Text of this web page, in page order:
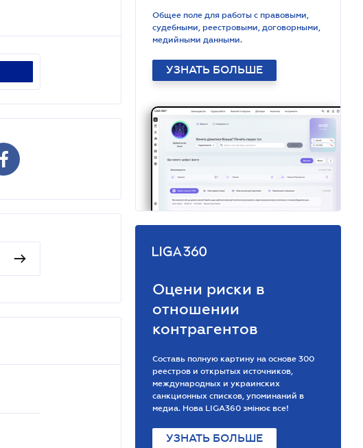
Общее поле для работы с правовыми,
судебными, реестровыми, договорными,
медийными данными.
УЗНАТЬ БОЛЬШЕ
Оцени риски в
отношении
контрагентов
Составь полную картину на основе 300
реестров и открытых источников,
международных и украинских
санкционных списков, упоминаний в
медиа. Нова LIGA360 змінює все!
УЗНАТЬ БОЛЬШЕ